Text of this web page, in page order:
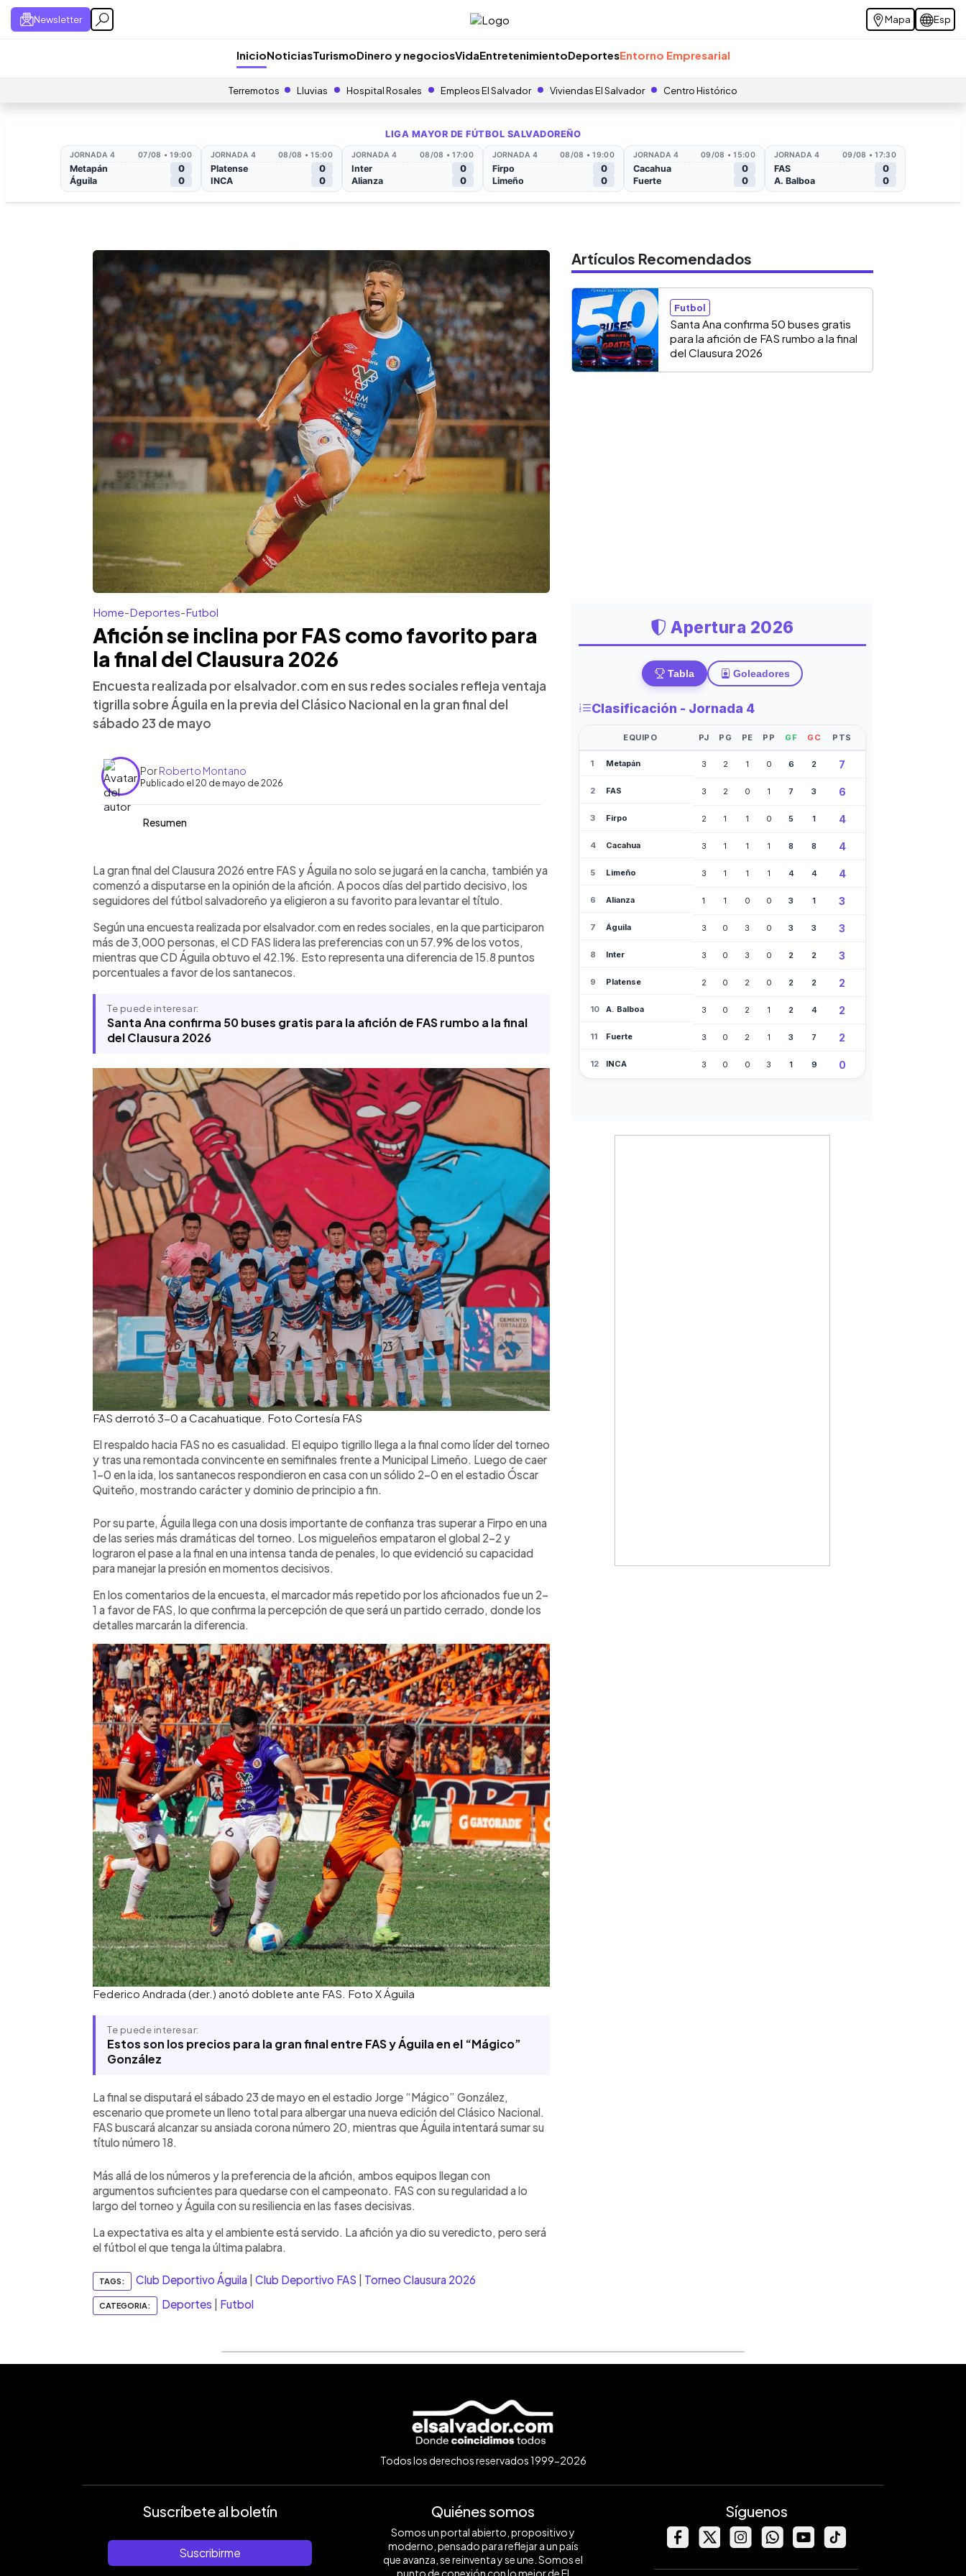
Newsletter Mapa Esp
InicioNoticiasTurismoDinero y negociosVidaEntretenimientoDeportesEntorno Empresarial
Terremotos Lluvias Hospital Rosales Empleos El Salvador Viviendas El Salvador Centro Histórico
Home-Deportes-Futbol
Afición se inclina por FAS como favorito para
la final del Clausura 2026
Encuesta realizada por elsalvador.com en sus redes sociales refleja ventaja
tigrilla sobre Águila en la previa del Clásico Nacional en la gran final del
sábado 23 de mayo
PorRoberto Montano
Publicado el 20 de mayo de 2026
Resumen
► Escuchar artículo
Más de 3,000 aficionados participaron en una encuesta de elsalvador.com
donde FAS fue elegido como favorito para ganar el Clausura 2026 con el
57.9% de los votos, frente al 42.1% de Águila. Los tigrillos llegan con
avanzaron tras eliminar a Firpo en penales. El pronóstico más repetido entre
los aficionados fue un 2-1 a favor de FAS. La final se disputará el 23 de
mayo en el estadio “Mágico” González, en un Clásico Nacional que promete
ser muy parejo y lleno de emoción.
La gran final del Clausura 2026 entre FAS y Águila no solo se jugará en la cancha, también ya
comenzó a disputarse en la opinión de la afición. A pocos días del partido decisivo, los
seguidores del fútbol salvadoreño ya eligieron a su favorito para levantar el título.
Según una encuesta realizada por elsalvador.com en redes sociales, en la que participaron
más de 3,000 personas, el CD FAS lidera las preferencias con un 57.9% de los votos,
mientras que CD Águila obtuvo el 42.1%. Esto representa una diferencia de 15.8 puntos
porcentuales a favor de los santanecos.
Te puede interesar:
Santa Ana confirma 50 buses gratis para la afición de FAS rumbo a la final
del Clausura 2026
FAS derrotó 3-0 a Cacahuatique. Foto Cortesía FAS
El respaldo hacia FAS no es casualidad. El equipo tigrillo llega a la final como líder del torneo
y tras una remontada convincente en semifinales frente a Municipal Limeño. Luego de caer
1-0 en la ida, los santanecos respondieron en casa con un sólido 2-0 en el estadio Óscar
Quiteño, mostrando carácter y dominio de principio a fin.
Por su parte, Águila llega con una dosis importante de confianza tras superar a Firpo en una
de las series más dramáticas del torneo. Los migueleños empataron el global 2-2 y
lograron el pase a la final en una intensa tanda de penales, lo que evidenció su capacidad
para manejar la presión en momentos decisivos.
En los comentarios de la encuesta, el marcador más repetido por los aficionados fue un 2-
1 a favor de FAS, lo que confirma la percepción de que será un partido cerrado, donde los
detalles marcarán la diferencia.
Federico Andrada (der.) anotó doblete ante FAS. Foto X Águila
Te puede interesar:
Estos son los precios para la gran final entre FAS y Águila en el “Mágico”
González
La final se disputará el sábado 23 de mayo en el estadio Jorge “Mágico” González,
escenario que promete un lleno total para albergar una nueva edición del Clásico Nacional.
FAS buscará alcanzar su ansiada corona número 20, mientras que Águila intentará sumar su
título número 18.
Más allá de los números y la preferencia de la afición, ambos equipos llegan con
argumentos suficientes para quedarse con el campeonato. FAS con su regularidad a lo
largo del torneo y Águila con su resiliencia en las fases decisivas.
La expectativa es alta y el ambiente está servido. La afición ya dio su veredicto, pero será
el fútbol el que tenga la última palabra.
TAGS: Club Deportivo Águila Club Deportivo FAS Torneo Clausura 2026
CATEGORIA: Deportes Futbol
Artículos Recomendados
Futbol
Santa Ana confirma 50 buses gratis
para la afición de FAS rumbo a la final
del Clausura 2026
Todos los derechos reservados 1999-2026
Suscríbete al boletín
Suscribirme
Quiénes somos
Somos un portal abierto, propositivo y
moderno, pensado para reflejar a un país
que avanza, se reinventa y se une. Somos el
punto de conexión con lo mejor de El
Síguenos